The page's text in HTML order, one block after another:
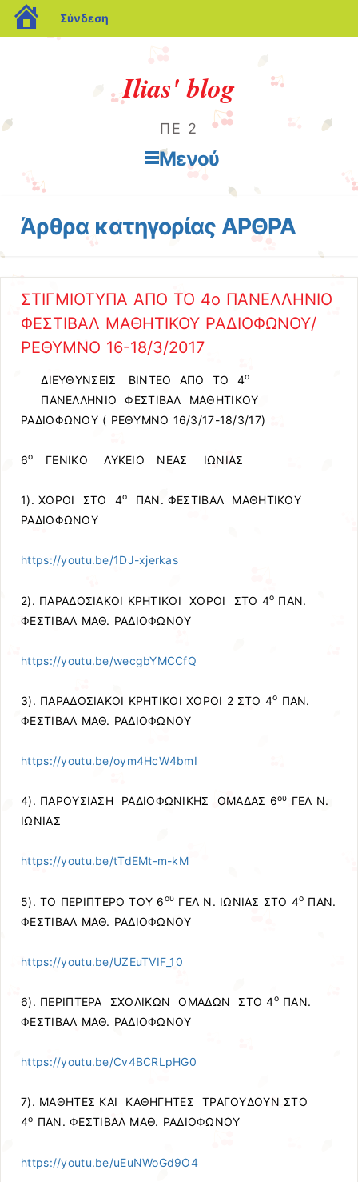
blogs.sch.gr
Σύνδεση
Ilias' blog
ΠΕ 2
Μενού
Μετάβαση στο περιεχόμενο
Άρθρα κατηγορίας ΑΡΘΡΑ
ΣΤΙΓΜΙΟΤΥΠΑ ΑΠΟ ΤΟ 4ο ΠΑΝΕΛΛΗΝΙΟ
ΦΕΣΤΙΒΑΛ ΜΑΘΗΤΙΚΟΥ ΡΑΔΙΟΦΩΝΟΥ/
ΡΕΘΥΜΝΟ 16-18/3/2017
ΔΙΕΥΘΥΝΣΕΙΣ ΒΙΝΤΕΟ ΑΠΟ ΤΟ 4ο
ΠΑΝΕΛΛΗΝΙΟ ΦΕΣΤΙΒΑΛ ΜΑΘΗΤΙΚΟΥ
ΡΑΔΙΟΦΩΝΟΥ ( ΡΕΘΥΜΝΟ 16/3/17-18/3/17)
6ο ΓΕΝΙΚΟ ΛΥΚΕΙΟ ΝΕΑΣ ΙΩΝΙΑΣ
1). ΧΟΡΟΙ ΣΤΟ 4ο
ΠΑΝ. ΦΕΣΤΙΒΑΛ ΜΑΘΗΤΙΚΟΥ
ΡΑΔΙΟΦΩΝΟΥ
https://youtu.be/1DJ-xjerkas
2). ΠΑΡΑΔΟΣΙΑΚΟΙ ΚΡΗΤΙΚΟΙ ΧΟΡΟΙ ΣΤΟ 4ο ΠΑΝ.
ΦΕΣΤΙΒΑΛ ΜΑΘ. ΡΑΔΙΟΦΩΝΟΥ
https://youtu.be/wecgbYMCCfQ
3). ΠΑΡΑΔΟΣΙΑΚΟΙ ΚΡΗΤΙΚΟΙ ΧΟΡΟΙ 2 ΣΤΟ 4ο ΠΑΝ.
ΦΕΣΤΙΒΑΛ ΜΑΘ. ΡΑΔΙΟΦΩΝΟΥ
https://youtu.be/oym4HcW4bmI
4). ΠΑΡΟΥΣΙΑΣΗ ΡΑΔΙΟΦΩΝΙΚΗΣ ΟΜΑΔΑΣ 6ου ΓΕΛ Ν.
ΙΩΝΙΑΣ
https://youtu.be/tTdEMt-m-kM
5). ΤΟ ΠΕΡΙΠΤΕΡΟ ΤΟΥ 6ου ΓΕΛ Ν. ΙΩΝΙΑΣ ΣΤΟ 4ο ΠΑΝ.
ΦΕΣΤΙΒΑΛ ΜΑΘ. ΡΑΔΙΟΦΩΝΟΥ
https://youtu.be/UZEuTVIF_10
6). ΠΕΡΙΠΤΕΡΑ ΣΧΟΛΙΚΩΝ ΟΜΑΔΩΝ ΣΤΟ 4οΠΑΝ.
ΦΕΣΤΙΒΑΛ ΜΑΘ. ΡΑΔΙΟΦΩΝΟΥ
https://youtu.be/Cv4BCRLpHG0
7). ΜΑΘΗΤΕΣ ΚΑΙ ΚΑΘΗΓΗΤΕΣ ΤΡΑΓΟΥΔΟΥΝ ΣΤΟ
4ο ΠΑΝ. ΦΕΣΤΙΒΑΛ ΜΑΘ. ΡΑΔΙΟΦΩΝΟΥ
https://youtu.be/uEuNWoGd9O4